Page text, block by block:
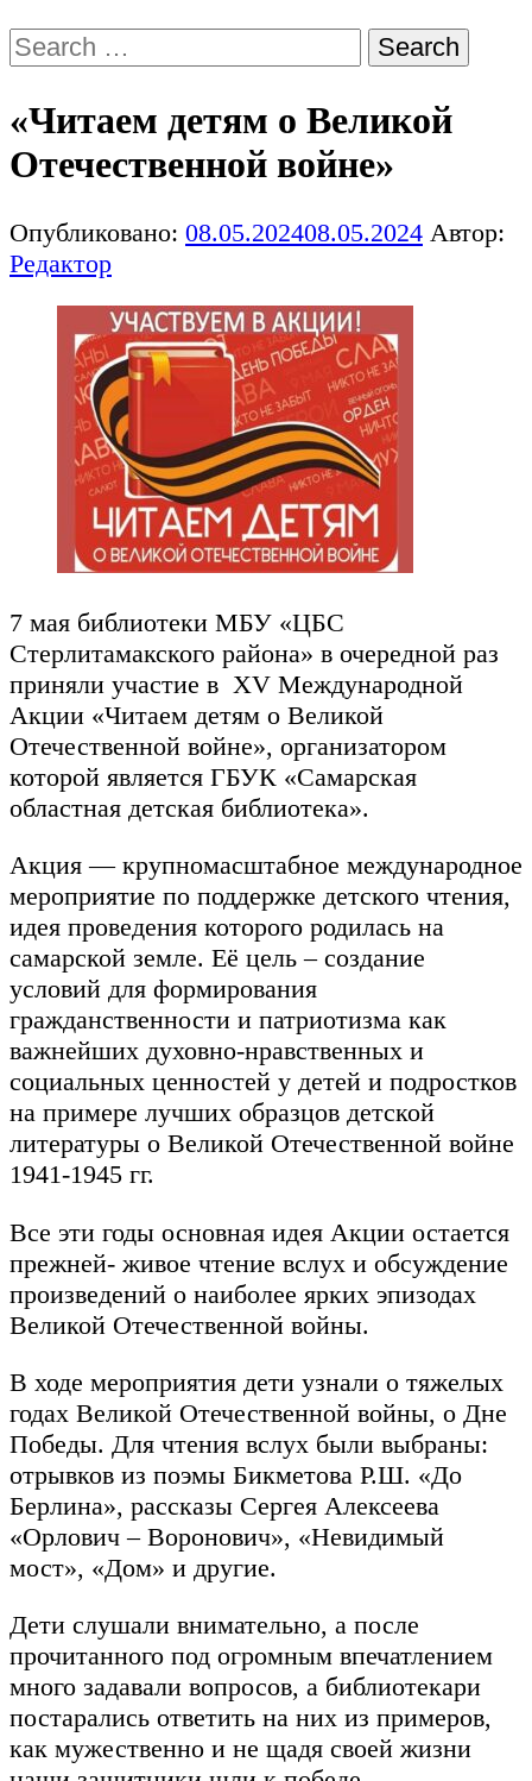
Search
for:
«Читаем детям о Великой
Отечественной войне»
Опубликовано: 08.05.202408.05.2024 Автор:
Редактор
7 мая библиотеки МБУ «ЦБС
Стерлитамакского района» в очередной раз
приняли участие в XV Международной
Акции «Читаем детям о Великой
Отечественной войне», организатором
которой является ГБУК «Самарская
областная детская библиотека».
Акция — крупномасштабное международное
мероприятие по поддержке детского чтения,
идея проведения которого родилась на
самарской земле. Её цель – создание
условий для формирования
гражданственности и патриотизма как
важнейших духовно-нравственных и
социальных ценностей у детей и подростков
на примере лучших образцов детской
литературы о Великой Отечественной войне
1941-1945 гг.
Все эти годы основная идея Акции остается
прежней- живое чтение вслух и обсуждение
произведений о наиболее ярких эпизодах
Великой Отечественной войны.
В ходе мероприятия дети узнали о тяжелых
годах Великой Отечественной войны, о Дне
Победы. Для чтения вслух были выбраны:
отрывков из поэмы Бикметова Р.Ш. «До
Берлина», рассказы Сергея Алексеева
«Орлович – Воронович», «Невидимый
мост», «Дом» и другие.
Дети слушали внимательно, а после
прочитанного под огромным впечатлением
много задавали вопросов, а библиотекари
постарались ответить на них из примеров,
как мужественно и не щадя своей жизни